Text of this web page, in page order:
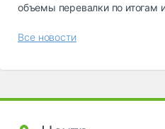
объемы перевалки по итогам
Все новости